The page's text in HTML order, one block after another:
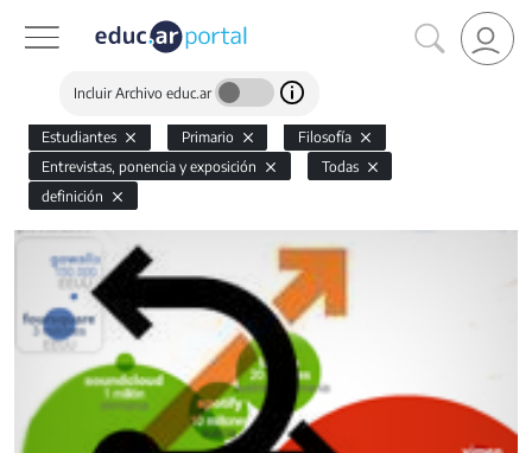
Incluir Archivo educ.ar
Estudiantes Primario
Filosofía
Entrevistas, ponencia y exposición
Todas
definición